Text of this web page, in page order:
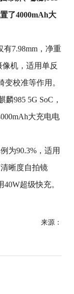
了4000mAh大
有7.98mm，净重
机，适用单反
校准等作用。
麟985 5G SoC，
大充电电
为90.3%，适用
晰度自拍镜
超级快充。
来源：